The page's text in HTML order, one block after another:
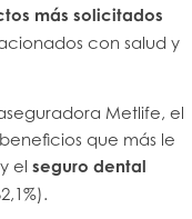
más solicitados
con salud y
Metlife, el
que más le
el seguro dental